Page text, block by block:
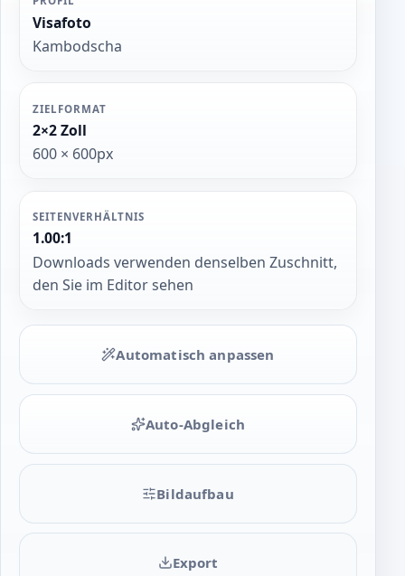
Visafoto
Kambodscha
ZIELFORMAT
2×2 Zoll
600 × 600px
SEITENVERHÄLTNIS
1.00:1
Downloads verwenden denselben Zuschnitt,
den Sie im Editor sehen
Automatisch anpassen
Auto-Abgleich
Bildaufbau
Export